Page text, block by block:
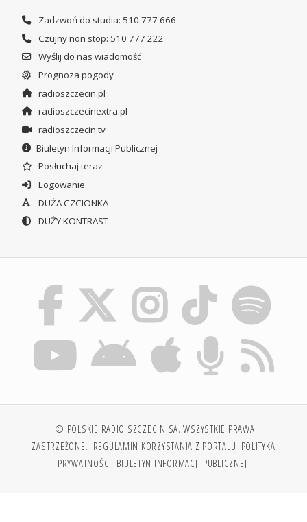
Zadzwoń do studia: 510 777 666
Czujny non stop: 510 777 222
Wyślij do nas wiadomość
Prognoza pogody
radioszczecin.pl
radioszczecinextra.pl
radioszczecin.tv
Biuletyn Informacji Publicznej
Posłuchaj teraz
Logowanie
DUŻA CZCIONKA
DUŻY KONTRAST
© POLSKIE RADIO SZCZECIN SA. WSZYSTKIE PRAWA
ZASTRZEŻONE. REGULAMIN KORZYSTANIA Z PORTALU POLITYKA
PRYWATNOŚCI BIULETYN INFORMACJI PUBLICZNEJ